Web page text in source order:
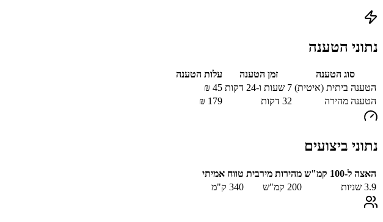
נתוני הטענה
סוג הטענה זמן הטענה
עלות הטענה
הטענה ביתית (איטית) 7 שעות ו-24 דקות 45
₪
הטענה מהירה
32 דקות 179
₪
נתוני ביצועים
האצה ל-100 קמ"ש מהירות מירבית טווח אמיתי
3.9 שניות 200 קמ"ש 340 ק"מ